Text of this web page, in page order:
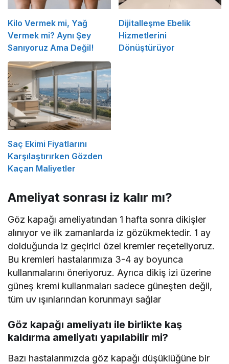
Kilo Vermek mi, Yağ
Vermek mi? Aynı Şey
Sanıyoruz Ama Değil!
Dijitalleşme Ebelik
Hizmetlerini
Dönüştürüyor
Saç Ekimi Fiyatlarını
Karşılaştırırken Gözden
Kaçan Maliyetler
Ameliyat sonrası iz kalır mı?
Göz kapağı ameliyatından 1 hafta sonra dikişler
alınıyor ve ilk zamanlarda iz gözükmektedir. 1 ay
dolduğunda iz geçirici özel kremler reçeteliyoruz.
Bu kremleri hastalarımıza 3-4 ay boyunca
kullanmalarını öneriyoruz. Ayrıca dikiş izi üzerine
güneş kremi kullanmaları sadece güneşten değil,
tüm uv ışınlarından korunmayı sağlar
Göz kapağı ameliyatı ile birlikte kaş
kaldırma ameliyatı yapılabilir mi?
Bazı hastalarımızda göz kapağı düşüklüğüne bir